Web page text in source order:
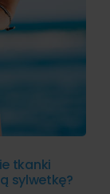
tkanki
sylwetkę?